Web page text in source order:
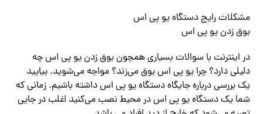
مشکلات رایج دستگاه یو پی اس
بوق زدن یو پی اس
در اینترنت با سوالات بسیاری همچون بوق زدن یو پی اس چه
دلیلی دارد؟ چرا یو پی اس بوق‌ می‌زند؟‌‌ مواجه‌ می‌شوید. بیایید
یک بررسی درباره جایگاه دستگاه یو پی اس داشته باشیم. زمانی که
شما یک دستگاه یو پی اس در محیط نصب‌ می‌کنید اغلب در جایی